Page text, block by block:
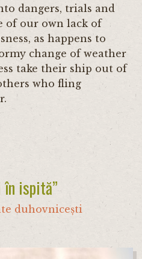
dangers, trials and
of our own lack of
as happens to
change of weather
take their ship out of
who fling
în ispită”
duhovnicești